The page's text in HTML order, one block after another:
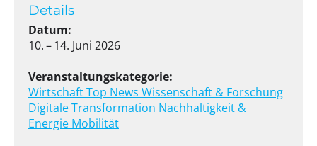
Details
Datum:
10. – 14. Juni 2026
Veranstaltungskategorie:
WirtschaftTop News Wissenschaft & Forschung
Digitale Transformation Nachhaltigkeit &
Energie Mobilität